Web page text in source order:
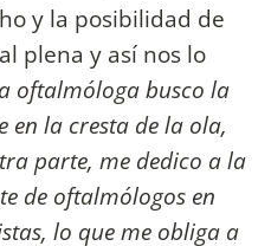
y la posibilidad de
plena y así nos lo
oftalmóloga busco la
en la cresta de la ola,
parte, me dedico a la
de oftalmólogos en
lo que me obliga a